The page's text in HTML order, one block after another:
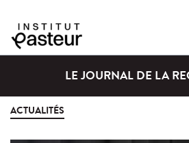
LE JOURNAL DE LA
ACTUALITÉS